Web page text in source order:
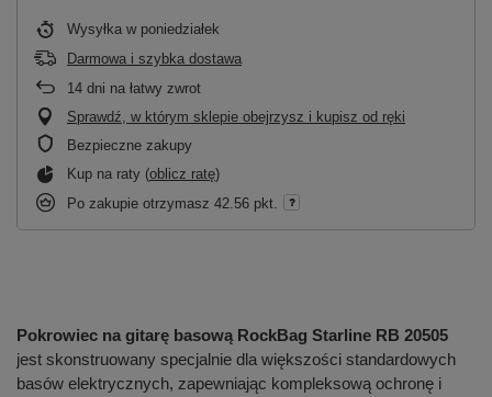
Wysyłka w poniedziałek
Darmowa i szybka dostawa
14 dni na łatwy zwrot
Sprawdź, w którym sklepie obejrzysz i kupisz od ręki
Bezpieczne zakupy
Kup na raty (oblicz ratę)
Po zakupie otrzymasz 42.56 pkt.
Pokrowiec na gitarę basową RockBag Starline RB 20505
jest skonstruowany specjalnie dla większości standardowych
basów elektrycznych, zapewniając kompleksową ochronę i